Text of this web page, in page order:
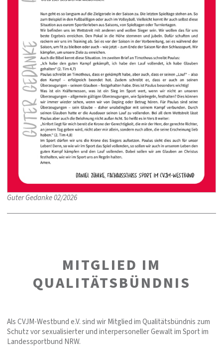
Guter Gedanke 02/2026
MITGLIED IM
QUALITÄTSBÜNDNIS
Als CVJM-Westbund e.V. sind wir Mitglied im Qualitätsbündnis zum
Schutz vor sexualisierter und interpersoneller Gewalt im Sport im
Landessportbund NRW.